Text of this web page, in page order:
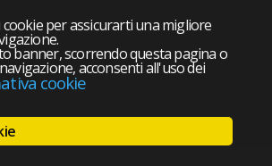
per assicurarti una migliore
banner, scorrendo questa pagina o
acconsenti all'uso dei
cookie